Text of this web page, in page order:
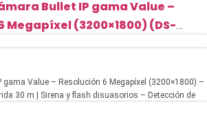
Bullet IP gama Value –
Megapíxel (3200×1800) (DS-
LIUF/SL(2.8mm))
gama Value – Resolución 6 Megapíxel (3200×1800) –
– Micrófono y altavoz integrados | PoE | IP67